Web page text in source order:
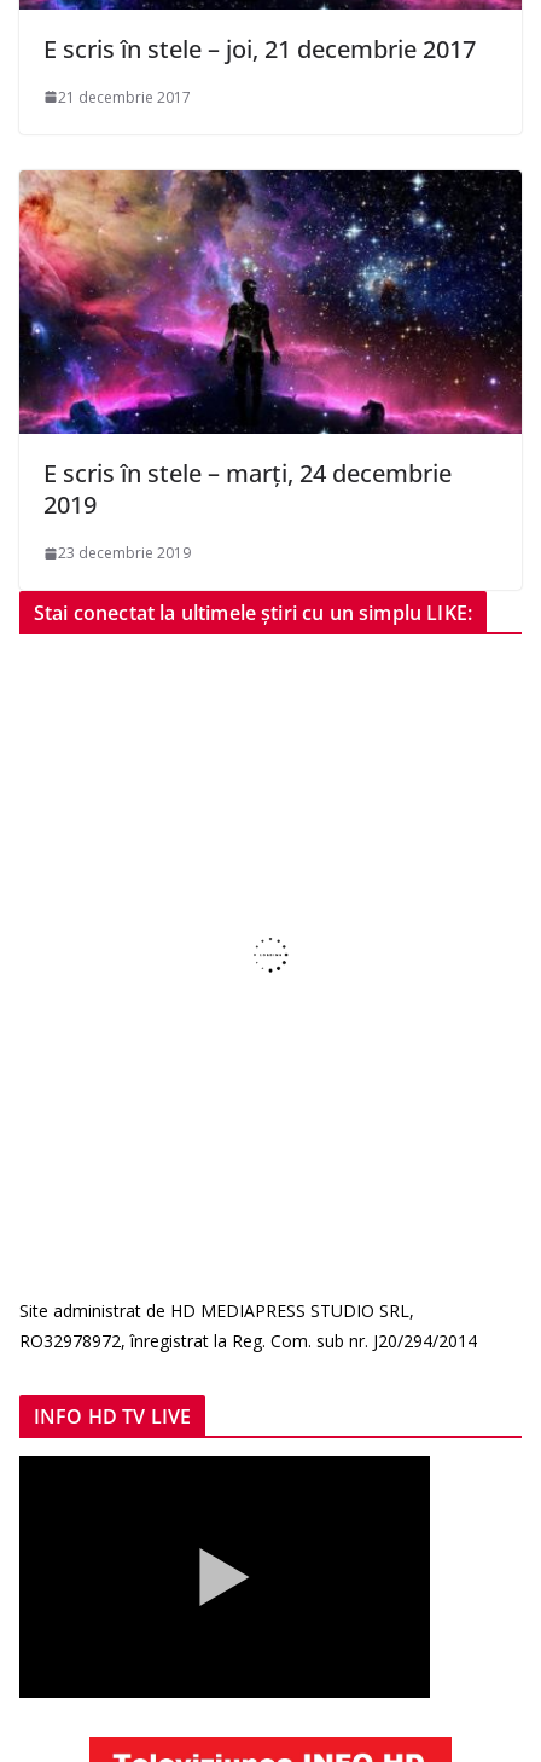
E scris în stele – joi, 21 decembrie 2017
21 decembrie 2017
E scris în stele – marți, 24 decembrie
2019
23 decembrie 2019
Stai conectat la ultimele știri cu un simplu LIKE:
Site administrat de HD MEDIAPRESS STUDIO SRL,
RO32978972, înregistrat la Reg. Com. sub nr. J20/294/2014
INFO HD TV LIVE